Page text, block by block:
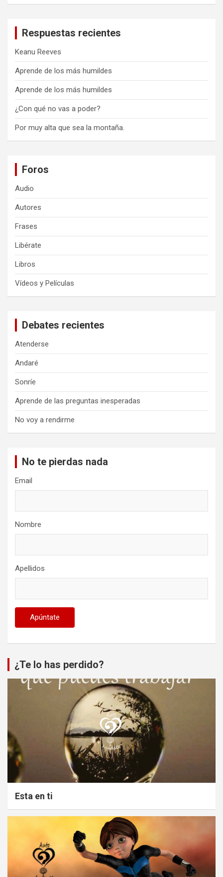
Respuestas recientes
Keanu Reeves
Aprende de los más humildes
Aprende de los más humildes
¿Con qué no vas a poder?
Por muy alta que sea la montaña.
Foros
Audio
Autores
Frases
Libérate
Libros
Vídeos y Películas
Debates recientes
Atenderse
Andaré
Sonríe
Aprende de las preguntas inesperadas
No voy a rendirme
No te pierdas nada
Email
Nombre
Apellidos
¿Te lo has perdido?
Esta en ti